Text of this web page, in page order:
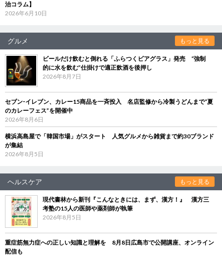
治コラム】
2026年6月10日
グルメ もっと見る
ビールだけ飲むと倒れる「ふらつくビアグラス」発売 “強制
的に水を飲む”仕掛けで適正飲酒を後押し
2026年8月7日
セブン‐イレブン、カレー15商品を一斉投入 名店監修から冷製うどんまで“夏
のカレーフェス”を開催中
2026年8月6日
横浜高島屋で「韓国市場」がスタート 人気グルメから雑貨まで約30ブランド
が集結
2026年8月5日
ヘルスケア もっと見る
現代書林から新刊『こんなときには、まず、漢方！』 漢方三
考塾の15人の医師や薬剤師が執筆
2026年8月5日
重症筋無力症への正しい知識と理解を 8月8日広島市で公開講座、オンライン
配信も